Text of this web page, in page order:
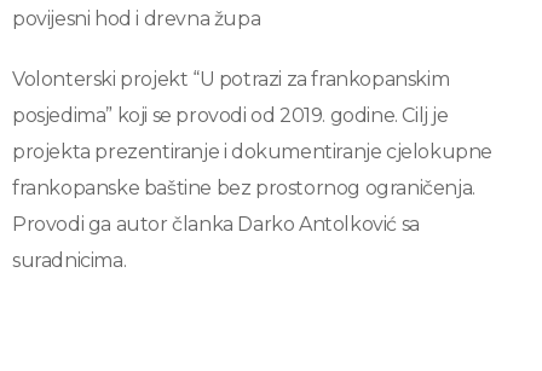
povijesni hod i drevna župa
Volonterski projekt “U potrazi za frankopanskim
posjedima” koji se provodi od 2019. godine. Cilj je
projekta prezentiranje i dokumentiranje cjelokupne
frankopanske baštine bez prostornog ograničenja.
Provodi ga autor članka Darko Antolković sa
suradnicima.